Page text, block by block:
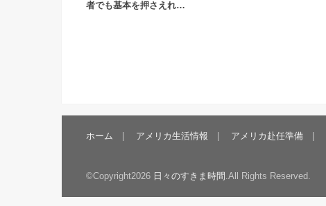
者でも基本を押さえれ…
ホーム アメリカ生活情報 アメリカ赴任準備
©Copyright2026 日々のすきま時間 .All Rights Reserved.